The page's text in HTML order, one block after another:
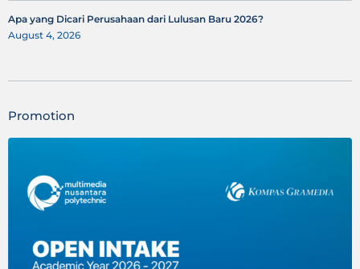
Apa yang Dicari Perusahaan dari Lulusan Baru 2026?
August 4, 2026
Promotion